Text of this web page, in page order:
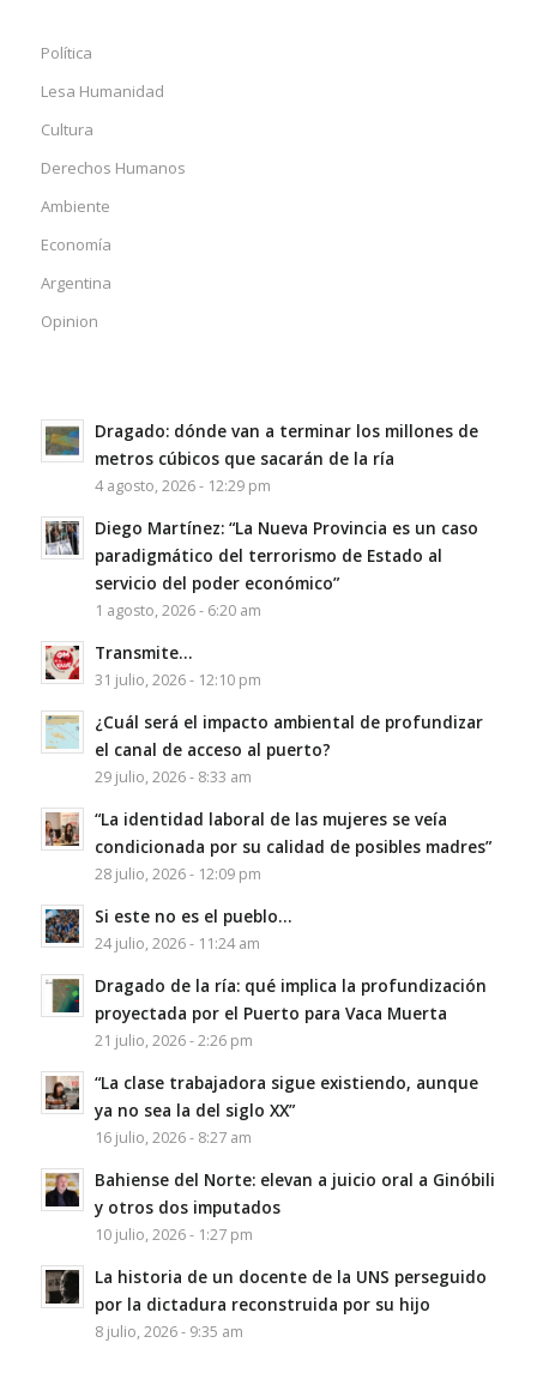
Política
Lesa Humanidad
Cultura
Derechos Humanos
Ambiente
Economía
Argentina
Opinion
Dragado: dónde van a terminar los millones de
metros cúbicos que sacarán de la ría
4 agosto, 2026 - 12:29 pm
Diego Martínez: “La Nueva Provincia es un caso
paradigmático del terrorismo de Estado al
servicio del poder económico”
1 agosto, 2026 - 6:20 am
Transmite…
31 julio, 2026 - 12:10 pm
¿Cuál será el impacto ambiental de profundizar
el canal de acceso al puerto?
29 julio, 2026 - 8:33 am
“La identidad laboral de las mujeres se veía
condicionada por su calidad de posibles madres”
28 julio, 2026 - 12:09 pm
Si este no es el pueblo…
24 julio, 2026 - 11:24 am
Dragado de la ría: qué implica la profundización
proyectada por el Puerto para Vaca Muerta
21 julio, 2026 - 2:26 pm
“La clase trabajadora sigue existiendo, aunque
ya no sea la del siglo XX”
16 julio, 2026 - 8:27 am
Bahiense del Norte: elevan a juicio oral a Ginóbili
y otros dos imputados
10 julio, 2026 - 1:27 pm
La historia de un docente de la UNS perseguido
por la dictadura reconstruida por su hijo
8 julio, 2026 - 9:35 am